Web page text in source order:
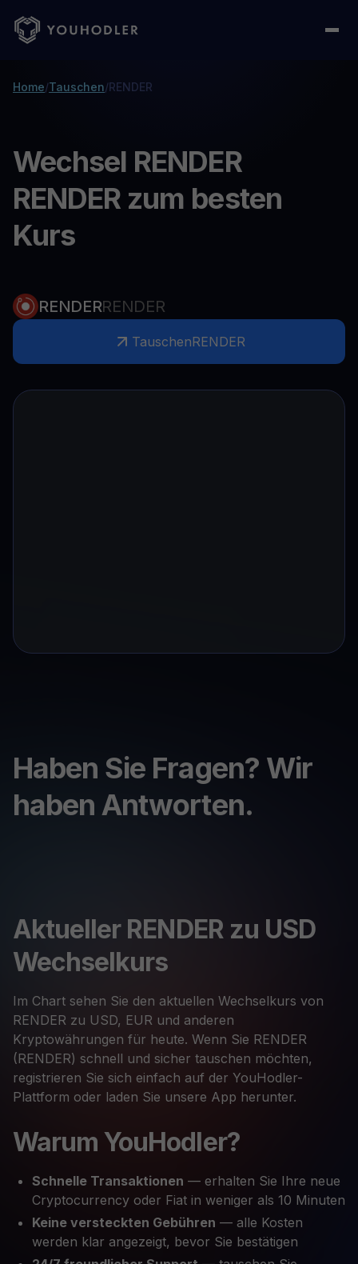
Home/Tauschen/RENDER
Wechsel RENDER
RENDER zum besten
Kurs
RENDERRENDER
TauschenRENDER
Haben Sie Fragen? Wir
haben Antworten.
Aktueller RENDER zu USD
Wechselkurs
Im Chart sehen Sie den aktuellen Wechselkurs von
RENDER zu USD, EUR und anderen
Kryptowährungen für heute. Wenn Sie RENDER
(RENDER) schnell und sicher tauschen möchten,
registrieren Sie sich einfach auf der YouHodler-
Plattform oder laden Sie unsere App herunter.
Warum YouHodler?
Schnelle Transaktionen — erhalten Sie Ihre neue
Cryptocurrency oder Fiat in weniger als 10 Minuten
Keine versteckten Gebühren — alle Kosten
werden klar angezeigt, bevor Sie bestätigen